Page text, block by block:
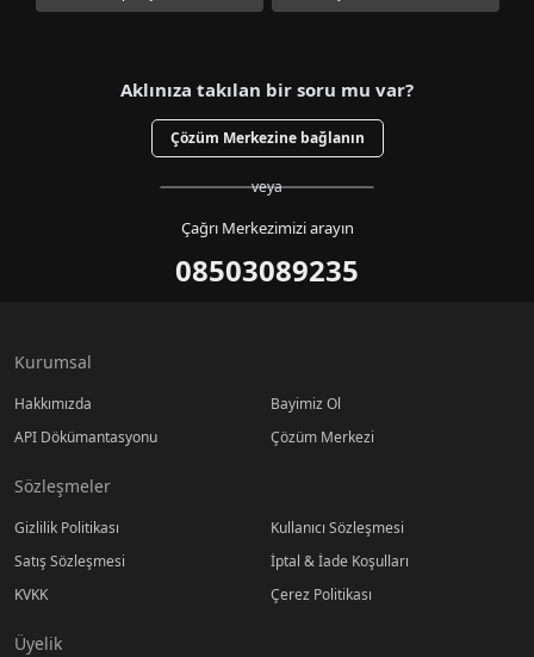
Aklınıza takılan bir soru mu var?
Çözüm Merkezine bağlanın
veya
Çağrı Merkezimizi arayın
08503089235
Kurumsal
Hakkımızda
Bayimiz Ol
API Dökümantasyonu
Çözüm Merkezi
Sözleşmeler
Gizlilik Politikası
Kullanıcı Sözleşmesi
Satış Sözleşmesi
İptal & İade Koşulları
KVKK
Çerez Politikası
Üyelik